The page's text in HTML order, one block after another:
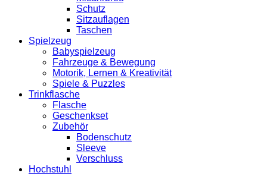
Schutz
Sitzauflagen
Taschen
Spielzeug
Babyspielzeug
Fahrzeuge & Bewegung
Motorik, Lernen & Kreativität
Spiele & Puzzles
Trinkflasche
Flasche
Geschenkset
Zubehör
Bodenschutz
Sleeve
Verschluss
Hochstuhl